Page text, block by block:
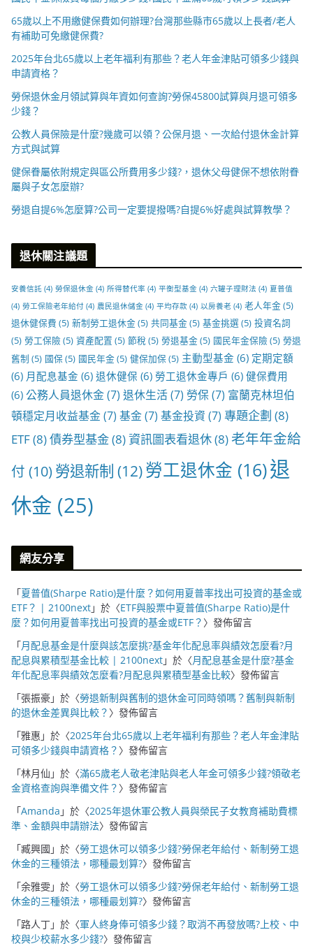
65歲以上不用繳健保費如何辦理?台灣那些縣市65歲以上長者/老人
有補助可免繳健保費?
2025年台北65歲以上老年福利有那些？老人年金津貼可領多少錢與
申請資格？
勞保退休金月領試算與年資如何查詢?勞保45800試算與月退可領多
少錢？
公教人員保險是什麼?幾歲可以領？公保月退、一次給付退休金計算
方式與試算
健保眷屬依附規定與區公所費用多少錢?，退休父母健保不想依附眷
屬與子女怎麼辦?
勞退自提6%怎麼算?公司一定要提撥嗎?自提6%好處與試算教學？
退休關注議題
安養信託 (4) 勞保退休金 (4) 所得替代率 (4) 平衡型基金 (4) 六罐子理財法 (4) 夏普值
(4) 勞工保險老年給付 (4) 農民退休儲金 (4) 平均存款 (4) 以房養老 (4) 老人年金(5)
退休健保費 (5) 新制勞工退休金(5) 共同基金(5) 基金挑選 (5) 投資名詞
(5) 勞工保險 (5) 資產配置 (5) 節稅 (5) 勞退基金(5) 國民年金保險 (5) 勞退
舊制 (5) 國保(5) 國民年金(5) 健保加保(5) 主動型基金 (6) 定期定額
(6) 月配息基金 (6) 退休健保 (6) 勞工退休金專戶 (6) 健保費用
(6) 公務人員退休金(7) 退休生活(7) 勞保(7) 富蘭克林坦伯
頓穩定月收益基金(7) 基金(7) 基金投資 (7) 專題企劃 (8)
ETF(8)債券型基金(8)資訊圖表看退休(8)老年年金給
付 (10) 勞退新制 (12)勞工退休金 (16)退
休金 (25)
網友分享
「夏普值(Sharpe Ratio)是什麼？如何用夏普率找出可投資的基金或
ETF？ | 2100next」於〈ETF與股票中夏普值(Sharpe Ratio)是什
麼？如何用夏普率找出可投資的基金或ETF？ 〉發佈留言
「月配息基金是什麼與該怎麼挑?基金年化配息率與績效怎麼看?月
配息與累積型基金比較 | 2100next」於〈月配息基金是什麼?基金
年化配息率與績效怎麼看?月配息與累積型基金比較〉發佈留言
「張振豪」於〈勞退新制與舊制的退休金可同時領嗎？舊制與新制
的退休金差異與比較？ 〉發佈留言
「雅惠 」於〈2025年台北65歲以上老年福利有那些？老人年金津貼
可領多少錢與申請資格？ 〉發佈留言
「林月仙 」於〈滿65歲老人敬老津貼與老人年金可領多少錢?領敬老
金資格查詢與準備文件？ 〉發佈留言
「Amanda 」於〈2025年退休軍公教人員與榮民子女教育補助費標
準、金額與申請辦法〉發佈留言
「臧興國 」於〈勞工退休可以領多少錢?勞保老年給付、新制勞工退
休金的三種領法，哪種最划算?〉發佈留言
「余雅雯」於〈勞工退休可以領多少錢?勞保老年給付、新制勞工退
休金的三種領法，哪種最划算?〉發佈留言
「路人丁」於〈軍人終身俸可領多少錢？取消不再發放嗎?上校、中
校與少校薪水多少錢?〉發佈留言